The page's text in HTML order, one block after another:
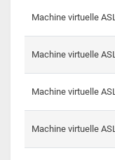
Machine virtuelle
Machine virtuelle
Machine virtuelle
Machine virtuelle